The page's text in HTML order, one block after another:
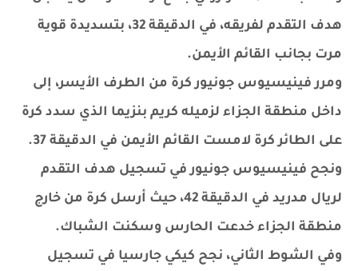
هدف التقدم لفريقه، في الدقيقة 32، بتسديدة قوية
مرت بجانب القائم الأيمن.
ومرر فينيسيوس جونيور كرة من الطرف الأيسر، إلى
داخل منطقة الجزاء لزميله كريم بنزيما الذي سدد كرة
على الطائر كرة لامست القائم الأيمن في الدقيقة 37.
ونجح فينيسيوس جونيور في تسجيل هدف التقدم
لريال مدريد في الدقيقة 42، حيث أرسل كرة من خارج
منطقة الجزاء خدعت الحارس وسكنت الشباك.
وفي الشوط الثاني، نجح كيكي جارسيا في تسجيل